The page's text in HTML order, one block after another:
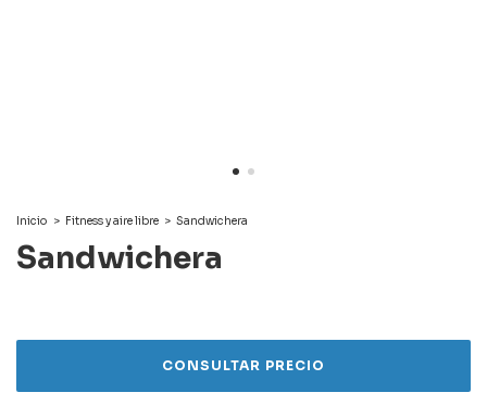
Inicio > Fitness y aire libre > Sandwichera
Sandwichera